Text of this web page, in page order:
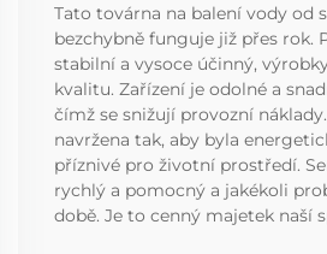
Tato továrna na balení vody od
bezchybně funguje již přes rok.
stabilní a vysoce účinný,
kvalitu. Zařízení je odolné a
čímž se snižují provozní
navržena tak, aby byla
příznivé pro životní prostředí.
rychlý a pomocný a jakékoli
době. Je to cenný majetek naší